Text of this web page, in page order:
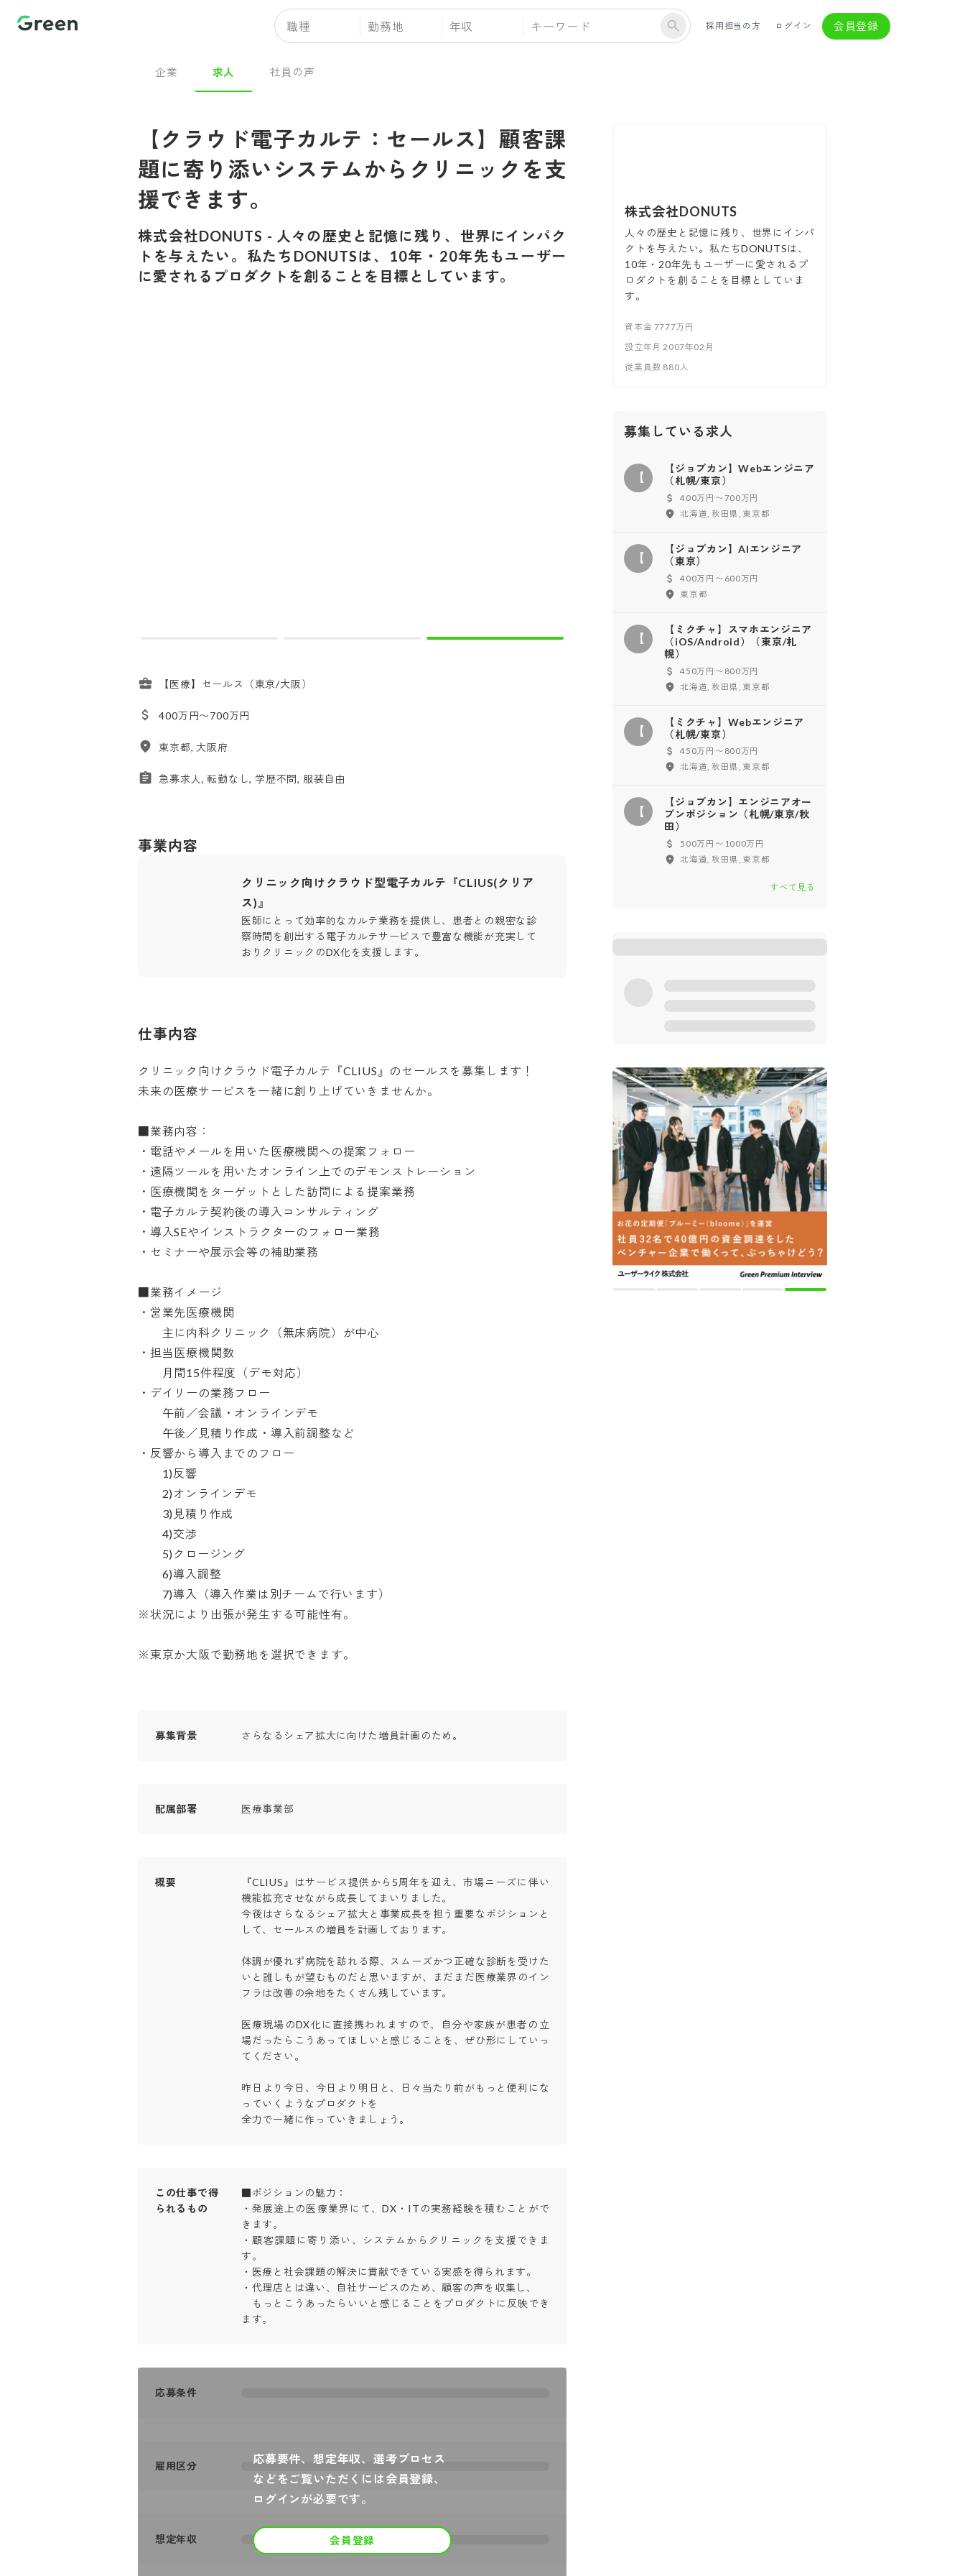
職種 勤務地 年収 採用担当の方 ログイン 会員登録
企業 求人 社員の声
【クラウド電子カルテ：セールス】顧客課
題に寄り添いシステムからクリニックを支
援できます。
株式会社DONUTS - 人々の歴史と記憶に残り、世界にインパク
トを与えたい。私たちDONUTSは、10年・20年先もユーザー
に愛されるプロダクトを創ることを目標としています。
【医療】セールス（東京/大阪）
400万円〜700万円
東京都, 大阪府
急募求人, 転勤なし, 学歴不問, 服装自由
事業内容
クリニック向けクラウド型電子カルテ『CLIUS(クリア
ス)』
医師にとって効率的なカルテ業務を提供し、患者との親密な診
察時間を創出する電子カルテサービスで豊富な機能が充実して
おりクリニックのDX化を支援します。
仕事内容
クリニック向けクラウド電子カルテ『CLIUS』のセールスを募集します！
未来の医療サービスを一緒に創り上げていきませんか。
■業務内容：
・電話やメールを用いた医療機関への提案フォロー
・遠隔ツールを用いたオンライン上でのデモンストレーション
・医療機関をターゲットとした訪問による提案業務
・電子カルテ契約後の導入コンサルティング
・導入SEやインストラクターのフォロー業務
・セミナーや展示会等の補助業務
■業務イメージ
・営業先医療機関
主に内科クリニック（無床病院）が中心
・担当医療機関数
月間15件程度（デモ対応）
・デイリーの業務フロー
午前／会議・オンラインデモ
午後／見積り作成・導入前調整など
・反響から導入までのフロー
1)反響
2)オンラインデモ
3)見積り作成
4)交渉
5)クロージング
6)導入調整
7)導入（導入作業は別チームで行います）
※状況により出張が発生する可能性有。
※東京か大阪で勤務地を選択できます。
募集背景 さらなるシェア拡大に向けた増員計画のため。
配属部署 医療事業部
概要
『CLIUS』はサービス提供から5周年を迎え、市場ニーズに伴い
機能拡充させながら成長してまいりました。
今後はさらなるシェア拡大と事業成長を担う重要なポジションと
して、セールスの増員を計画しております。
体調が優れず病院を訪れる際、スムーズかつ正確な診断を受けた
いと誰しもが望むものだと思いますが、まだまだ医療業界のイン
フラは改善の余地をたくさん残しています。
医療現場のDX化に直接携われますので、自分や家族が患者の立
場だったらこうあってほしいと感じることを、ぜひ形にしていっ
てください。
昨日より今日、今日より明日と、日々当たり前がもっと便利にな
っていくようなプロダクトを
全力で一緒に作っていきましょう。
この仕事で得
られるもの
■ポジションの魅力：
・発展途上の医療業界にて、DX・ITの実務経験を積むことがで
きます。
・顧客課題に寄り添い、システムからクリニックを支援できま
す。
・医療と社会課題の解決に貢献できている実感を得られます。
・代理店とは違い、自社サービスのため、顧客の声を収集し、
もっとこうあったらいいと感じることをプロダクトに反映でき
ます。
応募要件、想定年収、選考プロセス
などをご覧いただくには会員登録、
ログインが必要です。
会員登録
応募条件
雇用区分
想定年収
株式会社DONUTS
人々の歴史と記憶に残り、世界にインパ
クトを与えたい。私たちDONUTSは、
10年・20年先もユーザーに愛されるプ
ロダクトを創ることを目標としていま
す。
資本金 7777万円
設立年月 2007年02月
従業員数 880 人
募集している求人
【
【ジョブカン】Webエンジニア
（札幌/東京）
400万円〜700万円
北海道, 秋田県, 東京都
【
【ジョブカン】AIエンジニア
（東京）
400万円〜600万円
東京都
【
【ミクチャ】スマホエンジニア
（iOS/Android）（東京/札
幌）
450万円〜800万円
北海道, 秋田県, 東京都
【
【ミクチャ】Webエンジニア
（札幌/東京）
450万円〜800万円
北海道, 秋田県, 東京都
【
【ジョブカン】エンジニアオー
プンポジション（札幌/東京/秋
田）
500万円〜1000万円
北海道, 秋田県, 東京都
すべて見る